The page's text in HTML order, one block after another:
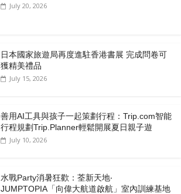
July 20, 2026
日本國家旅遊局再度進駐香港書展 完成問卷可
獲精美禮品
July 15, 2026
善用AI工具與孩子一起策劃行程：Trip.com智能
行程規劃Trip.Planner輕鬆開展夏日親子遊
July 10, 2026
水戰Party消暑狂歡：荃新天地‧
JUMPTOPIA「向偉大航道啟航」室內訓練基地